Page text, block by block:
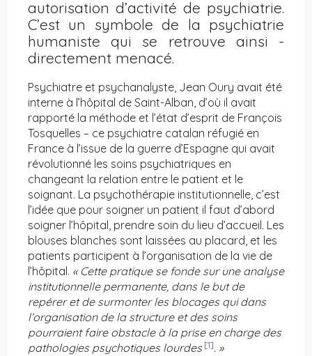
autorisation d’acti­vité de psychiatrie.
C’est un symbole de la psychiatrie
humaniste qui se retrouve ainsi ­
directement ­menacé.
Psychiatre et psychanalyste, Jean Oury avait été
interne à l’hôpital de Saint-Alban, d’où il avait
rapporté la méthode et l’état d’esprit de François
Tosquelles – ce psychiatre catalan réfugié en
France à l’issue de la guerre d’Espagne qui avait
révolutionné les soins psychiatriques en
changeant la relation entre le patient et le
soignant. La psychothérapie institutionnelle, c’est
l’idée que pour soigner un patient il faut d’abord
soigner l’hôpital, prendre soin du lieu d’accueil. Les
blouses blanches sont laissées au placard, et les
patients participent à l’organisation de la vie de
l’hôpital. « Cette pratique se fonde sur une analyse
institutionnelle permanente, dans le but de
repérer et de surmonter les blocages qui dans
l’organisation de la structure et des soins
pourraient faire obstacle à la prise en charge des
pathologies psychotiques lourdes [1]. »